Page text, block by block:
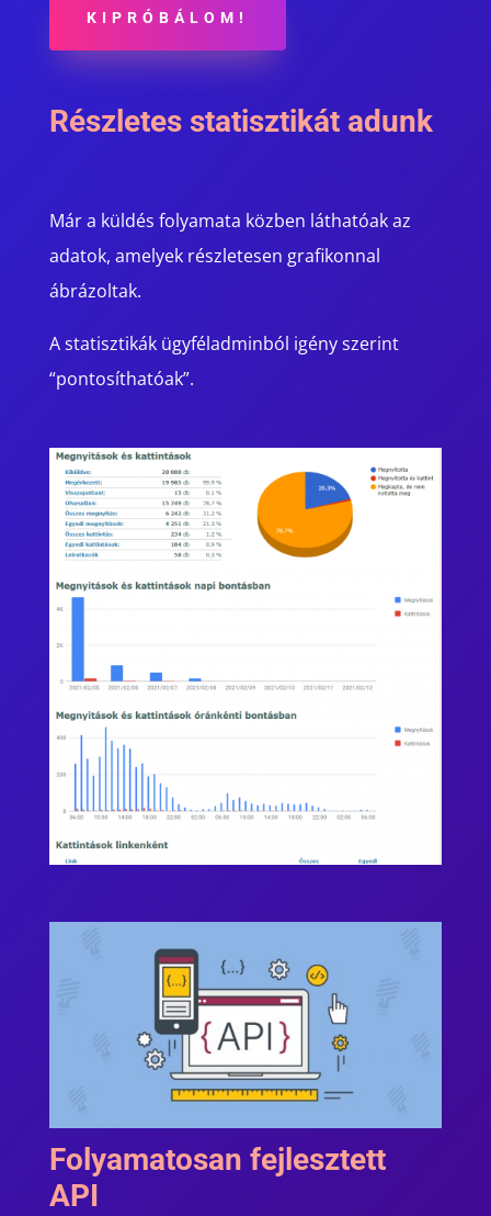
KIPRÓBÁLOM!
Részletes statisztikát adunk
Már a küldés folyamata közben láthatóak az
adatok, amelyek részletesen grafikonnal
ábrázoltak.
A statisztikák ügyféladminból igény szerint
“pontosíthatóak”.
Folyamatosan fejlesztett
API